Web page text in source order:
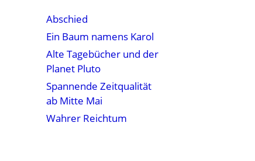
Abschied
Ein Baum namens Karol
Alte Tagebücher und der
Planet Pluto
Spannende Zeitqualität
ab Mitte Mai
Wahrer Reichtum